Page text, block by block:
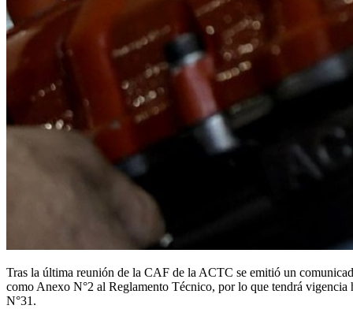
Tras la última reunión de la CAF de la ACTC se emitió un
como Anexo N°2 al Reglamento Técnico, por lo que tendrá
N°31.